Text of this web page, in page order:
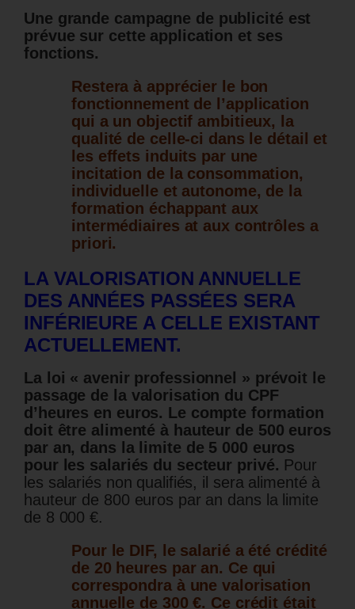
Une grande campagne de publicité est
prévue sur cette application et ses
fonctions.
Restera à apprécier le bon
fonctionnement de l’application
qui a un objectif ambitieux, la
qualité de celle-ci dans le détail et
les effets induits par une
incitation de la consommation,
individuelle et autonome, de la
formation échappant aux
intermédiaires at aux contrôles a
priori.
LA VALORISATION ANNUELLE
DES ANNÉES PASSÉES SERA
INFÉRIEURE A CELLE EXISTANT
ACTUELLEMENT.
La loi « avenir professionnel » prévoit le
passage de la valorisation du CPF
d’heures en euros. Le compte formation
doit être alimenté à hauteur de 500 euros
par an, dans la limite de 5 000 euros
pour les salariés du secteur privé. Pour
les salariés non qualifiés, il sera alimenté à
hauteur de 800 euros par an dans la limite
de 8 000 €.
Pour le DIF, le salarié a été crédité
de 20 heures par an. Ce qui
correspondra à une valorisation
annuelle de 300 €. Ce crédit était